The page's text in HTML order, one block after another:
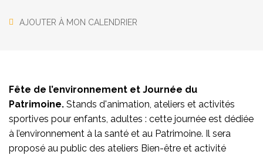
AJOUTER À MON CALENDRIER
Fête de l’environnement et Journée du
Patrimoine. Stands d'animation, ateliers et activités
sportives pour enfants, adultes : cette journée est dédiée
à l’environnement à la santé et au Patrimoine. Il sera
proposé au public des ateliers Bien-être et activité